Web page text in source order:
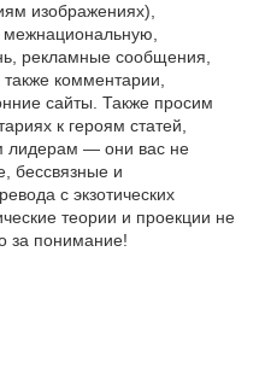
изображениях),
рекламные сообщения,
комментарии,
сайты. Также просим
к героям статей,
лидерам — они вас не
бессвязные и
с экзотических
теории и проекции не
за понимание!